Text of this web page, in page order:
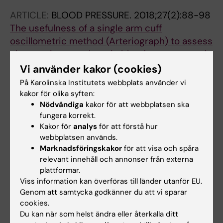
ARTICLE: BLOOD PRESSURE. 2018;27(2):88-98
The usefulness of a single arm cuff
oscillometric method (Arteriograph) to assess
changes in central aortic blood pressure and
arterial stiffness by antihypertensive
treatment: results from the Doxazosin-
Ramipril Study
Jekell A; Kahan T
ARTICLE:HEART AND VESSELS.
2017;32(6):674-684
The effects of alpha 1-adrenoceptor blockade
and angiotensin converting enzyme inhibition
on central and brachial blood pressure and
vascular reactivity: the doxazosin-ramipril
study
Jekell A; Kalani M; Kahan T
Vi använder kakor (cookies)
På Karolinska Institutets webbplats använder vi
kakor för olika syften:
Nödvändiga kakor för att webbplatsen ska
fungera korrekt.
Kakor för analys för att förstå hur
webbplatsen används.
Marknadsföringskakor för att visa och spåra
relevant innehåll och annonser från externa
plattformar.
Viss information kan överföras till länder utanför EU.
Genom att samtycka godkänner du att vi sparar
cookies.
Du kan när som helst ändra eller återkalla ditt